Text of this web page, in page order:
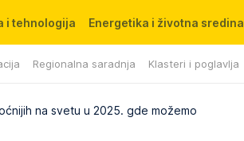
Regionalna saradnja Klasteri i poglavlja
i tehnologija Energetika i životna sredina
na svetu u 2025. gde možemo